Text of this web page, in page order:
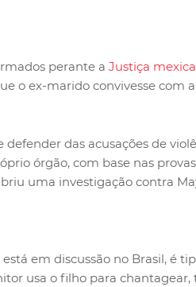
perante a Justiça
o ex-marido convivesse com
defender das acusações de
órgão, com base nas
uma investigação contra
em discussão no Brasil, é
usa o filho para